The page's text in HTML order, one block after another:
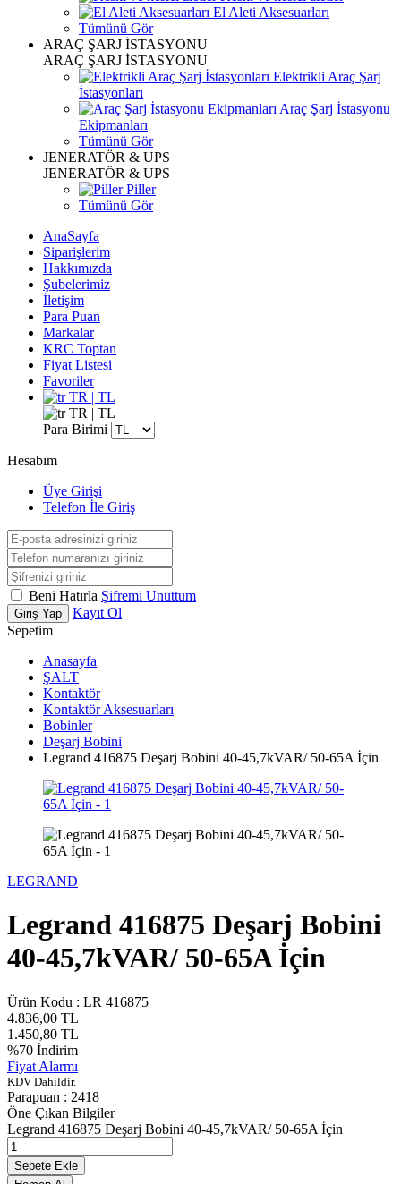
El Aleti Aksesuarları
Tümünü Gör
ARAÇ ŞARJ İSTASYONU
ARAÇ ŞARJ İSTASYONU
Elektrikli Araç Şarj
İstasyonları
Araç Şarj İstasyonu
Ekipmanları
Tümünü Gör
JENERATÖR & UPS
JENERATÖR & UPS
Piller
Tümünü Gör
AnaSayfa
Siparişlerim
Hakkımızda
Şubelerimiz
İletişim
Para Puan
Markalar
KRC Toptan
Fiyat Listesi
Favoriler
TR | TL
TR | TL
Para Birimi
Hesabım
Üye Girişi
Telefon İle Giriş
Beni Hatırla Şifremi Unuttum
Giriş Yap
Kayıt Ol
Sepetim
Anasayfa
ŞALT
Kontaktör
Kontaktör Aksesuarları
Bobinler
Deşarj Bobini
Legrand 416875 Deşarj Bobini 40-45,7kVAR/ 50-65A İçin
LEGRAND
Legrand 416875 Deşarj Bobini
40-45,7kVAR/ 50-65A İçin
Ürün Kodu : LR 416875
4.836,00 TL
1.450,80 TL
%70 İndirim
Fiyat Alarmı
KDV Dahildir.
Parapuan : 2418
Öne Çıkan Bilgiler
Legrand 416875 Deşarj Bobini 40-45,7kVAR/ 50-65A İçin
Sepete Ekle